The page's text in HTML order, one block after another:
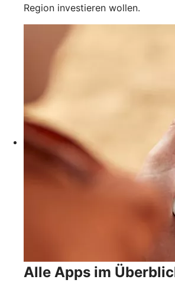
Region investieren wollen.
Alle Apps im